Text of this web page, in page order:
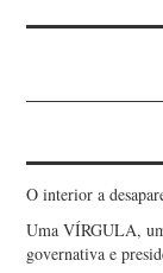
O interior a
Uma VÍRGULA,
governativa e